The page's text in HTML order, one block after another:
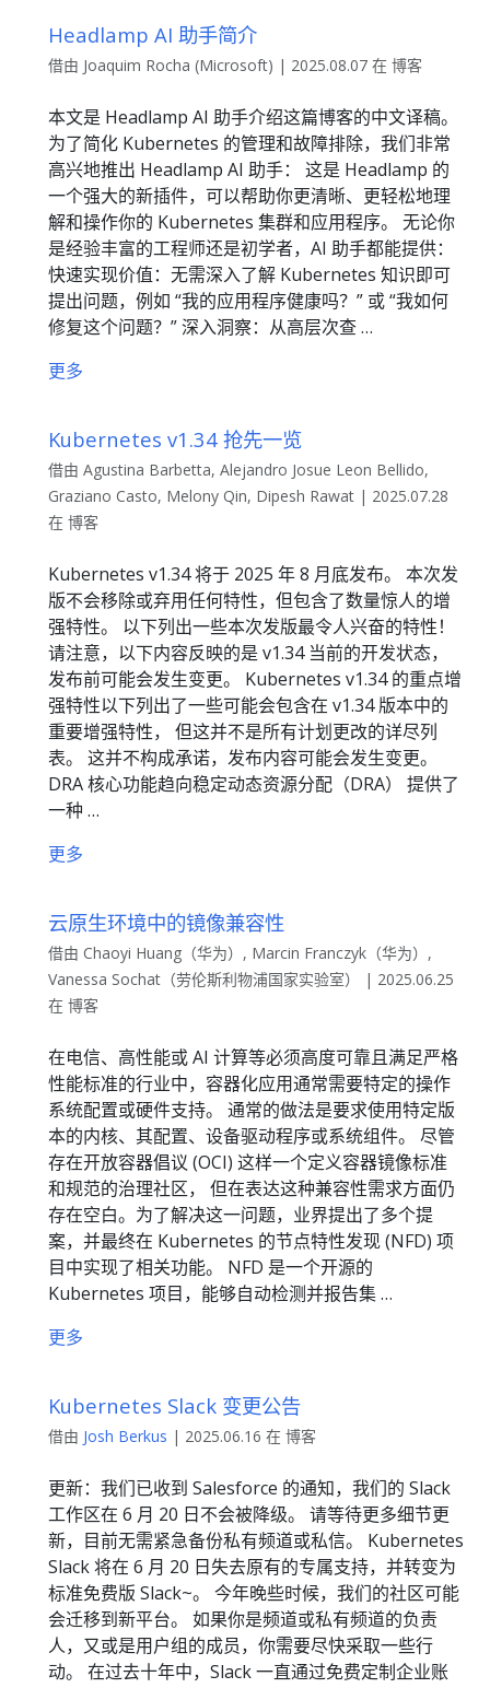
Headlamp AI 助手简介
借由 Joaquim Rocha (Microsoft) | 2025.08.07 在 博客
本文是 Headlamp AI 助手介绍这篇博客的中文译稿。
为了简化 Kubernetes 的管理和故障排除，我们非常
高兴地推出 Headlamp AI 助手： 这是 Headlamp 的
一个强大的新插件，可以帮助你更清晰、更轻松地理
解和操作你的 Kubernetes 集群和应用程序。 无论你
是经验丰富的工程师还是初学者，AI 助手都能提供：
快速实现价值：无需深入了解 Kubernetes 知识即可
提出问题，例如 “我的应用程序健康吗？” 或 “我如何
修复这个问题？” 深入洞察：从高层次查 …
更多
Kubernetes v1.34 抢先一览
借由 Agustina Barbetta, Alejandro Josue Leon Bellido,
Graziano Casto, Melony Qin, Dipesh Rawat | 2025.07.28
在 博客
Kubernetes v1.34 将于 2025 年 8 月底发布。 本次发
版不会移除或弃用任何特性，但包含了数量惊人的增
强特性。 以下列出一些本次发版最令人兴奋的特性！
请注意，以下内容反映的是 v1.34 当前的开发状态，
发布前可能会发生变更。 Kubernetes v1.34 的重点增
强特性以下列出了一些可能会包含在 v1.34 版本中的
重要增强特性， 但这并不是所有计划更改的详尽列
表。 这并不构成承诺，发布内容可能会发生变更。
DRA 核心功能趋向稳定动态资源分配（DRA） 提供了
一种 …
更多
云原生环境中的镜像兼容性
借由 Chaoyi Huang（华为）, Marcin Franczyk（华为）,
Vanessa Sochat（劳伦斯利物浦国家实验室） | 2025.06.25
在 博客
在电信、高性能或 AI 计算等必须高度可靠且满足严格
性能标准的行业中，容器化应用通常需要特定的操作
系统配置或硬件支持。 通常的做法是要求使用特定版
本的内核、其配置、设备驱动程序或系统组件。 尽管
存在开放容器倡议 (OCI) 这样一个定义容器镜像标准
和规范的治理社区， 但在表达这种兼容性需求方面仍
存在空白。为了解决这一问题，业界提出了多个提
案，并最终在 Kubernetes 的节点特性发现 (NFD) 项
目中实现了相关功能。 NFD 是一个开源的
Kubernetes 项目，能够自动检测并报告集 …
更多
Kubernetes Slack 变更公告
借由 Josh Berkus | 2025.06.16 在 博客
更新：我们已收到 Salesforce 的通知，我们的 Slack
工作区在 6 月 20 日不会被降级。 请等待更多细节更
新，目前无需紧急备份私有频道或私信。 Kubernetes
Slack 将在 6 月 20 日失去原有的专属支持，并转变为
标准免费版 Slack~。 今年晚些时候，我们的社区可能
会迁移到新平台。 如果你是频道或私有频道的负责
人，又或是用户组的成员，你需要尽快采取一些行
动。 在过去十年中，Slack 一直通过免费定制企业账